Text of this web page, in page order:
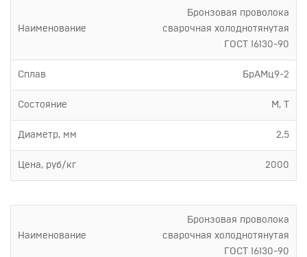
Наименование
Бронзовая проволока
сварочная холоднотянутая
ГОСТ 16130-90
Сплав БрАМц9-2
Состояние М, Т
Диаметр, мм 2,5
Цена, руб/кг 2000
Наименование
Бронзовая проволока
сварочная холоднотянутая
ГОСТ 16130-90